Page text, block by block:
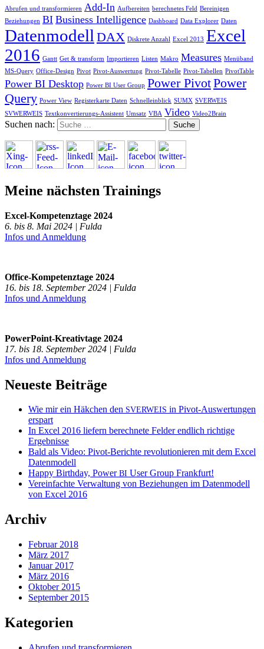
Abrufen und transformieren Add-In Aufbereiten berechnetes Feld Bereinigen
Beziehungen BI Business Intelligence Dashboard Data Explorer Daten
Datenmodell DAX Diskrete Anzahl Excel 2013 Excel
2016 Gantt Get & transform Importieren Listen Makro Measures Menüband
MS-Query Office-Design Pivot Pivot-Auswertung Pivot-Tabelle Pivot-Tabellen PivotTable
Power BI Desktop Power BI User Group Power PivotPower
Query Power View Registerkarte Daten Schnelleinblick SUMX SVERWEIS
SVWERWEIS Textkonvertierungs-Assistent Umsatz VBA Video Video2Brain
Suchen nach:
Meine nächsten Trainings
Excel-Kompetenztage 2024
6. bis 8. Mai 2024 | Fulda
Infos und Anmeldung
Office-Kompetenztage 2024
16. bis 18. September 2024 | Fulda
Infos und Anmeldung
PowerPoint-Kreativtage 2024
17. bis 18. September 2024 | Fulda
Infos und Anmeldung
Neueste Beiträge
Wie mir ein Häkchen den SVERWEIS in Pivot-Auswertungen
erspart
In Excel 2016 liefern berechnete Felder endlich richtige
Ergebnisse
Bald als Video: Pivot-Berichte revolutionieren mit dem Excel
Datenmodell
Happy Birthday, PowerBI User Group Frankfurt!
Vereinfachte Verwaltung von Beziehungen im Datenmodell
von Excel 2016
Archiv
Februar 2018
März 2017
Januar 2017
März 2016
Oktober 2015
September 2015
Kategorien